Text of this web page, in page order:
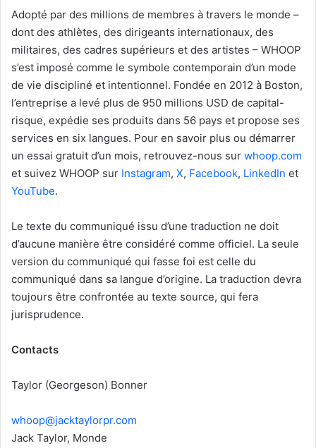
Adopté par des millions de membres à travers le monde –
dont des athlètes, des dirigeants internationaux, des
militaires, des cadres supérieurs et des artistes – WHOOP
s’est imposé comme le symbole contemporain d’un mode
de vie discipliné et intentionnel. Fondée en 2012 à Boston,
l’entreprise a levé plus de 950 millions USD de capital-
risque, expédie ses produits dans 56 pays et propose ses
services en six langues. Pour en savoir plus ou démarrer
un essai gratuit d’un mois, retrouvez-nous sur whoop.com
et suivez WHOOP sur Instagram, X, Facebook, LinkedIn et
YouTube.
Le texte du communiqué issu d’une traduction ne doit
d’aucune manière être considéré comme officiel. La seule
version du communiqué qui fasse foi est celle du
communiqué dans sa langue d’origine. La traduction devra
toujours être confrontée au texte source, qui fera
jurisprudence.
Contacts
Taylor (Georgeson) Bonner
whoop@jacktaylorpr.com
Jack Taylor, Monde